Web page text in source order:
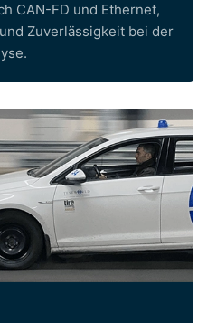
CAN-FD und Ethernet,
Zuverlässigkeit bei der